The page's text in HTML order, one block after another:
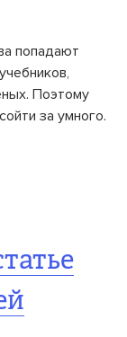
попадают
Поэтому
за умного.